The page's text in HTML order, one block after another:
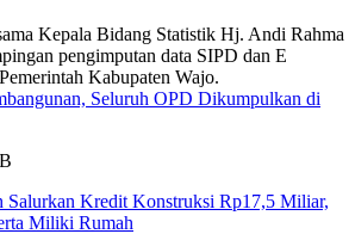
Seluruh OPD Dikumpulkan di
Salurkan Kredit Konstruksi Rp17,5 Miliar,
Miliki Rumah